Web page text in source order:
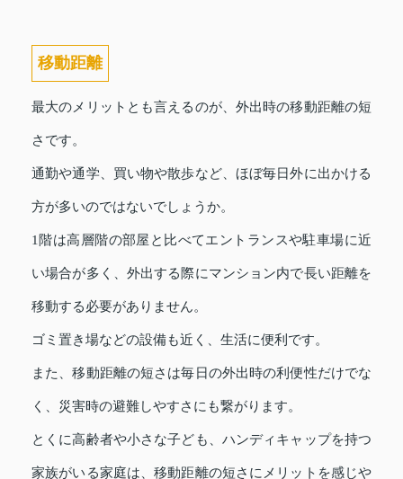
移動距離
最大のメリットとも言えるのが、外出時の移動距離の短
さです。
通勤や通学、買い物や散歩など、ほぼ毎日外に出かける
方が多いのではないでしょうか。
1階は高層階の部屋と比べてエントランスや駐車場に近
い場合が多く、外出する際にマンション内で長い距離を
移動する必要がありません。
ゴミ置き場などの設備も近く、生活に便利です。
また、移動距離の短さは毎日の外出時の利便性だけでな
く、災害時の避難しやすさにも繋がります。
とくに高齢者や小さな子ども、ハンディキャップを持つ
家族がいる家庭は、移動距離の短さにメリットを感じや